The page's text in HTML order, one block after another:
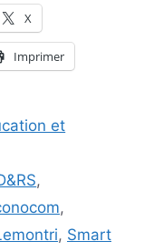
X
Imprimer
et
,
,
, Smart